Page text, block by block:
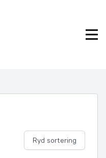
Ryd sortering